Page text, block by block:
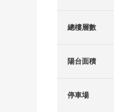
總樓層數
陽台面積
停車場